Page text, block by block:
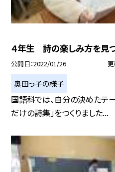
４年生 詩の楽しみ方を見つ
公開日 2022/01/26
奥田っ子の様子
国語科では、自分の決めたテ
だけの詩集」をつくりました...